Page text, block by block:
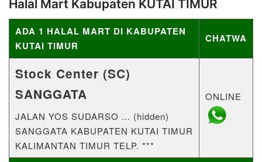
Halal Mart Kabupaten KUTAI TIMUR
ADA 1 HALAL MART DI KABUPATEN
KUTAI TIMUR
CHATWA
Stock Center (SC)
SANGGATA
JALAN YOS SUDARSO ... (hidden)
SANGGATA KABUPATEN KUTAI TIMUR
KALIMANTAN TIMUR TELP. ***
ONLINE